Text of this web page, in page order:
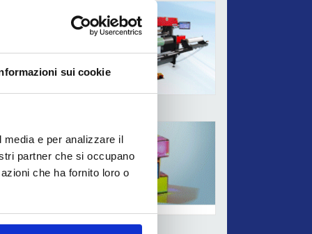
sui cookie
e per analizzare il
partner che si occupano
che ha fornito loro o